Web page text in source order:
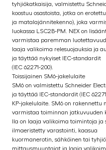
tyhjiökatkaisija, valmistettu
koostuu osastoista, jotka on
ja matalajännitekenno), joka
luokassa LSC2B-PM. NEX on
varmistaa paremman
laaja valikoima relesuojauksia ja
ja täyttää nykyiset IEC-standardit
(IEC 62271-200).
Toissijainen SM6-jakelulaite
SM6 on valmistettu Schneider
ja täyttää IEC-standardit (IEC
KP-jakelulaite. SM6 on
varmistaa toiminnan jatkuvuuden
lla on laaja valikoima toimintoja ja
ilmaeristetty varastointi, kaasua
kuormanerotin, sähköinen tai
mittausmuuntajat ja laaja